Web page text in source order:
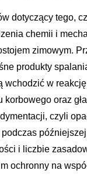
dotyczący tego,
chemii i
zimowym.
produkty
wchodzić w
korbowego oraz
czyli
i liczbie
ochronny na